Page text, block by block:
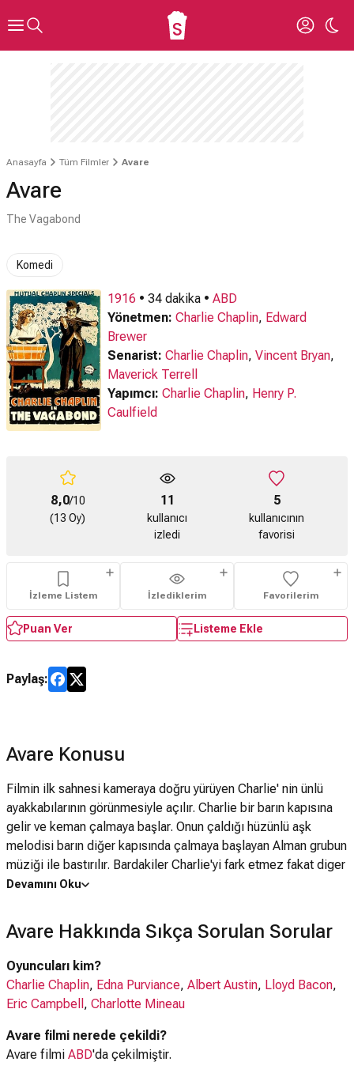
Anasayfa Tüm Filmler Avare
Avare
The Vagabond
Komedi
1916 • 34 dakika • ABD
Yönetmen: Charlie Chaplin, Edward
Brewer
Senarist: Charlie Chaplin, Vincent Bryan,
Maverick Terrell
Yapımcı: Charlie Chaplin, Henry P.
Caulfield
8,0/10
(13 Oy)
11
kullanıcı
izledi
5
kullanıcının
favorisi
İzleme Listem İzlediklerim Favorilerim
Puan Ver Listeme Ekle
Paylaş:
Avare Konusu
Filmin ilk sahnesi kameraya doğru yürüyen Charlie' nin ünlü
ayakkabılarının görünmesiyle açılır. Charlie bir barın kapısına
gelir ve keman çalmaya başlar. Onun çaldığı hüzünlü aşk
melodisi barın diğer kapısında çalmaya başlayan Alman grubun
müziği ile bastırılır. Bardakiler Charlie'yi fark etmez fakat diger
grubu begenir. O sırada para toplamak için içeri giren Charlie'yi
toplamak için geldiğinde müşteriler ikinci kez para vermediği
için kavga çıkar ve paraları toplayan Charlie ordan kaçar.İkinci
sahnede Charlie kırlardadır. Orada rastladığı bir genç kıza
(Edna) keman çalar. Edna aslında zengin bir ailenin kızıdır;
fakat çingenelerce kaçırılmıştır ve köle gibi kullanılmaktadır.
onu çingene kampından kaçırır. Birlikte kırlarda bir arabanın
içinde yaşamaya başlarlar. Bir gün ilham arayan genç bir
Devamını Oku
Avare Hakkında Sıkça Sorulan Sorular
Oyuncuları kim?
Charlie Chaplin, Edna Purviance, Albert Austin, Lloyd Bacon,
Eric Campbell , Charlotte Mineau
Avare filmi nerede çekildi?
Avare filmi ABD'da çekilmiştir.